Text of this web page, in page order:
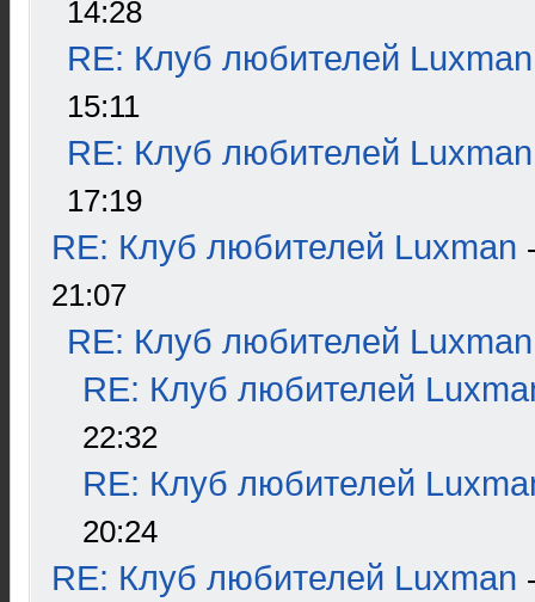
14:28
RE: Клуб любителей Luxman
15:11
RE: Клуб любителей Luxman
17:19
RE: Клуб любителей Luxman
21:07
RE: Клуб любителей Luxman
RE: Клуб любителей
22:32
RE: Клуб любителей
20:24
RE: Клуб любителей Luxman